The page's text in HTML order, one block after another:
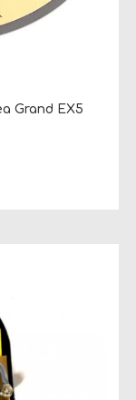
Grand EX5